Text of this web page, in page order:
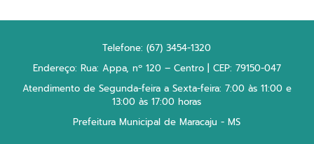
Telefone: (67) 3454-1320
Endereço: Rua: Appa, nº 120 – Centro | CEP: 79150-047
Atendimento de Segunda-feira a Sexta-feira: 7:00 às 11:00 e
13:00 às 17:00 horas
Prefeitura Municipal de Maracaju - MS